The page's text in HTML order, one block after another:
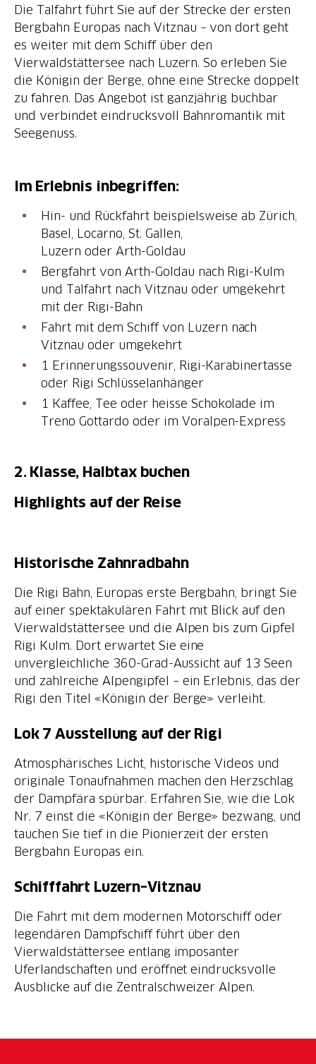
Die Talfahrt führt Sie auf der Strecke der ersten
Bergbahn Europas nach Vitznau – von dort geht
es weiter mit dem Schiff über den
Vierwaldstättersee nach Luzern. So erleben Sie
die Königin der Berge, ohne eine Strecke doppelt
zu fahren. Das Angebot ist ganzjährig buchbar
und verbindet eindrucksvoll Bahnromantik mit
Seegenuss.
Im Erlebnis inbegriffen:
Hin- und Rückfahrt beispielsweise ab Zürich,
Basel, Locarno, St. Gallen,
Luzern oder Arth-Goldau
Bergfahrt von Arth-Goldau nach Rigi-Kulm
und Talfahrt nach Vitznau oder umgekehrt
mit der Rigi-Bahn
Fahrt mit dem Schiff von Luzern nach
Vitznau oder umgekehrt
1 Erinnerungssouvenir, Rigi-Karabinertasse
oder Rigi Schlüsselanhänger
1 Kaffee, Tee oder heisse Schokolade im
Treno Gottardo oder im Voralpen-Express
2. Klasse, Halbtax buchen
Highlights auf der Reise
Historische Zahnradbahn
Die Rigi Bahn, Europas erste Bergbahn, bringt Sie
auf einer spektakulären Fahrt mit Blick auf den
Vierwaldstättersee und die Alpen bis zum Gipfel
Rigi Kulm. Dort erwartet Sie eine
unvergleichliche 360-Grad-Aussicht auf 13 Seen
und zahlreiche Alpengipfel – ein Erlebnis, das der
Rigi den Titel «Königin der Berge» verleiht.
Lok 7 Ausstellung auf der Rigi
Atmosphärisches Licht, historische Videos und
originale Tonaufnahmen machen den Herzschlag
der Dampfära spürbar. Erfahren Sie, wie die Lok
Nr. 7 einst die «Königin der Berge» bezwang, und
tauchen Sie tief in die Pionierzeit der ersten
Bergbahn Europas ein.
Schifffahrt Luzern–Vitznau
Die Fahrt mit dem modernen Motorschiff oder
legendären Dampfschiff führt über den
Vierwaldstättersee entlang imposanter
Uferlandschaften und eröffnet eindrucksvolle
Ausblicke auf die Zentralschweizer Alpen.